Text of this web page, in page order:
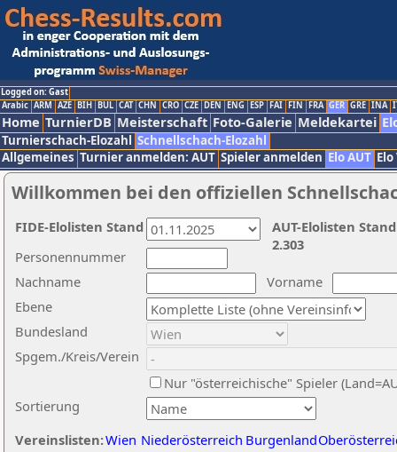
Logged on: Gast
Arabic ARM AZE BIH BUL CAT CHN CRO CZE DEN ENG ESP FAI FIN FRA GER GRE INA
Home TurnierDB Meisterschaft Foto-Galerie Meldekartei
Turnierschach-Elozahl Schnellschach-Elozahl
Allgemeines Turnier anmelden: AUT Spieler anmelden Elo AUT
Willkommen bei den offiziellen
Nachname
Vorname
Ebene
Sortierung
Personennummer
Bundesland
Spgem./Kreis/Verein
Nur "österreichische" Spieler
Vereinslisten:Wien Niederösterreich Burgenland
AUT-Elolisten
2.303
FIDE-Elolisten Stand